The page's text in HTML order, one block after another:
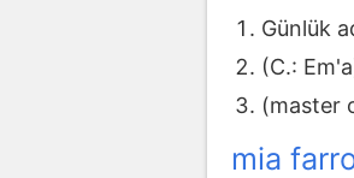
Günlük
(C.:
(master
mia